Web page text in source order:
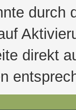
durch
direkt